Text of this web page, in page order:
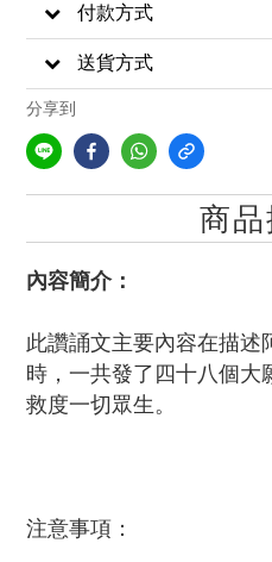
付款方式
送貨方式
分享到
商
內容簡介：
此讚誦文主要內容在描述
時，一共發了四十八個大
救度一切眾生。
注意事項：